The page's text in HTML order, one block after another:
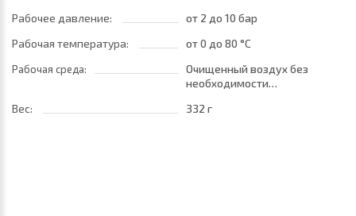
Рабочее давление:
от 2 до 10 бар
Рабочая температура:
от 0 до 80 °C
Рабочая среда:
Очищенный воздух без
необходимости
установка центробежного
Вес: 332 г